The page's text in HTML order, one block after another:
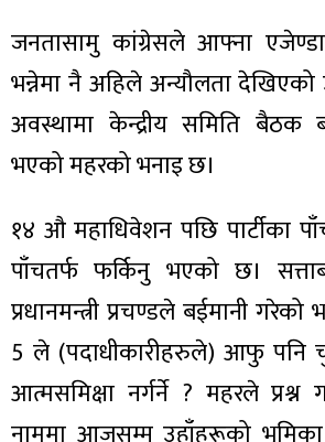
जनतासामु कांग्रेसले आफ्ना एजेण्डा
भन्नेमा नै अहिले अन्यौलता
अवस्थामा केन्द्रीय समिति
भएको महरको भनाइ छ।
१४ औ महाधिवेशन पछि पार्टीका
पाँचतर्फ फर्किनु भएको छ।
प्रधानमन्त्री प्रचण्डले बईमानी गरेको
5 ले (पदाधीकारीहरुले) आफु पनि
आत्मसमिक्षा नर्गर्ने ? महरले प्रश्न